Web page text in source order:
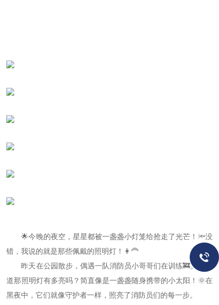
🌟今晚的夜空，星星都被一盏盏小灯笼给抢走了光芒！🔦没
错，我说的就是那些佩戴的照明灯！👩‍🦰
昨天在公园散步，偶遇一队消防员小哥哥们在训练🚒。你知
道那照明灯有多亮吗？简直像是一盏盏随身携带的小太阳！🌞在
黑夜中，它们就像守护者一样，照亮了消防员们的每一步。